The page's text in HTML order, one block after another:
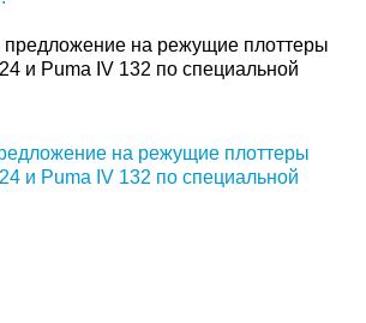
на режущие плоттеры
и Puma IV 132 по специальной